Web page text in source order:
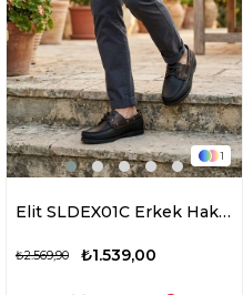
1
Elit SLDEX01C Erkek Hakiki Deri Casual Ayakkabı Siyah - Kahverengi
₺1.539,00
₺2.569,90